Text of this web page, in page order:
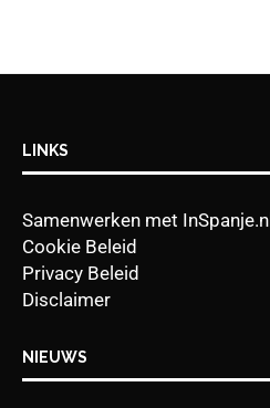
LINKS
Samenwerken met InSpanje.nl
Cookie Beleid
Privacy Beleid
Disclaimer
NIEUWS